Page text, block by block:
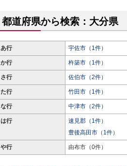
都道府県から検索：大分県
あ行 宇佐市（1件）
か行 杵築市（1件）
さ行 佐伯市（2件）
た行 竹田市（1件）
な行 中津市（2件）
は行 速見郡（1件）
豊後高田市（1件）
や行 由布市（0件）